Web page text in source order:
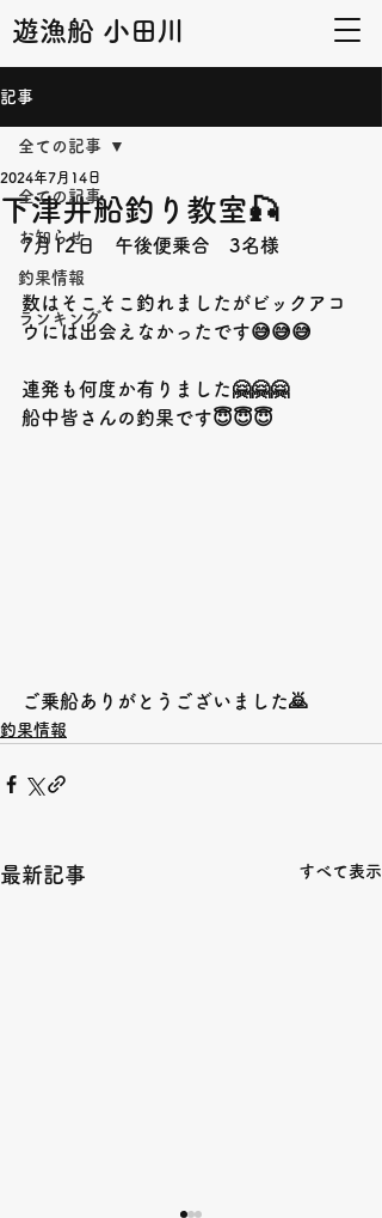
遊漁船 小田川
記事
全ての記事
お知らせ
釣果情報
ランキング
全ての記事
下津井船釣り教室🎣
2024年7月14日
7月12日　午後便乗合　3名様
数はそこそこ釣れましたがビックアコ
ウには出会えなかったです😅😅😅
連発も何度か有りました🤗🤗🤗
船中皆さんの釣果です😇😇😇
ご乗船ありがとうございました🙇
釣果情報
最新記事 すべて表示